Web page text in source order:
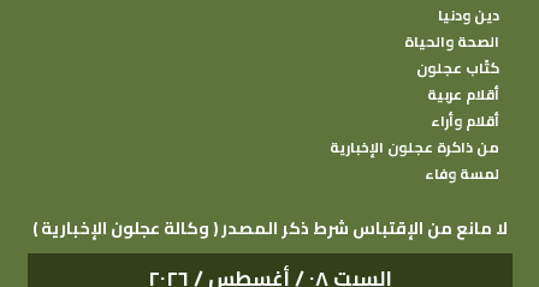
دين ودنيا
الصحة والحياة
كتًاب عجلون
أقلام عربية
أقلام وأراء
من ذاكرة عجلون الإخبارية
لمسة وفاء
( وكالة عجلون الإخبارية ) لا مانع من الإقتباس شرط ذكر المصدر
السبت ٠٨ / أغسطس / ٢٠٢٦